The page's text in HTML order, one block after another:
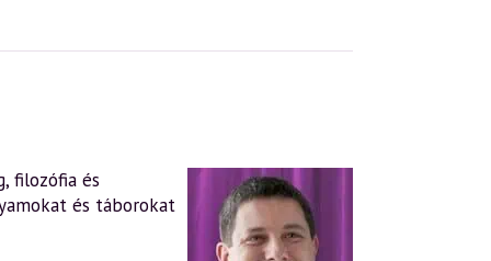
filozófia és
és táborokat